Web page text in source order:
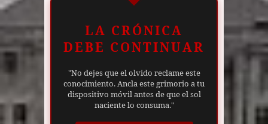
LA CRÓNICA
DEBE CONTINUAR
"No dejes que el olvido reclame este
conocimiento. Ancla este grimorio a tu
dispositivo móvil antes de que el sol
naciente lo consuma."